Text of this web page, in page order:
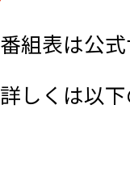
番組表は公
詳しくは以